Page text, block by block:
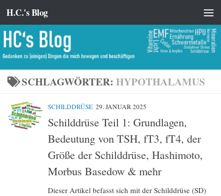
Zum Inhalt springen
H.C.'s Blog
SCHLAGWÖRTER: HYPOTHALAMUS
SCHILDDRÜSE 29. JANUAR 2025
Schilddrüse Teil 1: Grundlagen,
Bedeutung von TSH, fT3, fT4, der
Größe der Schilddrüse, Hashimoto,
Morbus Basedow & mehr
Dieser Artikel befasst sich mit der Schilddrüse (SD)